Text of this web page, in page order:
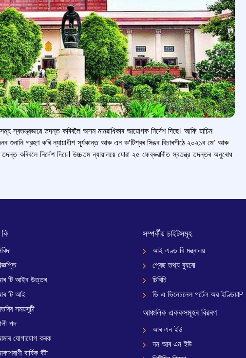
স্বতন্ত্রভাৱে তদন্ত কৰিবলৈ অসম মানৱাধিকাৰ আয়োগক নিৰ্দেশ দিছে। আফি য়াচিন
গ্রহণ কৰি ন্যায়াধীশ সূর্যকান্ত আৰু এন ক’টিশ্বৰ সিঙৰ বিচাৰপীঠে ২০২১ৰ মে’ আৰু
কৰিবলৈ নিৰ্দেশ দিয়ে। উচ্চতম ন্যায়ালয়ে যোৱা ২৫ ফেব্ৰুৱাৰীত স্বতন্ত্র তদন্তৰ অনুৰোধ
টি আইৰ উত্তৰ
টি আই
সময়সূচী
পদ
যোগাযোগ কৰক
বাৰ্ষিক বঁটা
সম্পৰ্কীয় চাইটসমূহ
আই এণ্ড বি মন্ত্ৰালয়
প্ৰেছ তথ্য ব্যুৰো
চিবিচি
ডি এ ভিনেচনেল পৰ্টেল অৱ ইণ্ডিয়াP
আঞ্চলিক এককসমূহৰ বিৱৰণ
আৰ এন ইউ
নন আৰ এন ইউ